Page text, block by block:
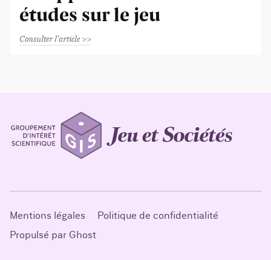
études sur le jeu
Consulter l'article
Mentions légales
Politique de confidentialité
Propulsé par Ghost